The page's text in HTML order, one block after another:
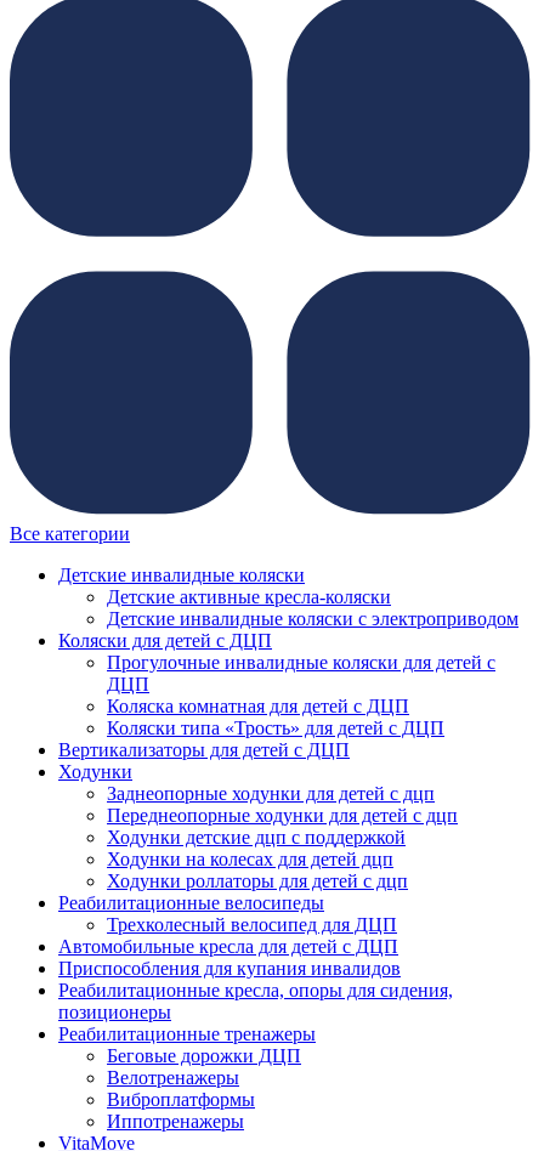
Все категории
Детские инвалидные коляски
Детские активные кресла-коляски
Детские инвалидные коляски с электроприводом
Коляски для детей с ДЦП
Прогулочные инвалидные коляски для детей с
ДЦП
Коляска комнатная для детей с ДЦП
Коляски типа «Трость» для детей с ДЦП
Вертикализаторы для детей с ДЦП
Ходунки
Заднеопорные ходунки для детей с дцп
Переднеопорные ходунки для детей с дцп
Ходунки детские дцп с поддержкой
Ходунки на колесах для детей дцп
Ходунки роллаторы для детей с дцп
Реабилитационные велосипеды
Трехколесный велосипед для ДЦП
Автомобильные кресла для детей с ДЦП
Приспособления для купания инвалидов
Реабилитационные кресла, опоры для сидения,
позиционеры
Реабилитационные тренажеры
Беговые дорожки ДЦП
Велотренажеры
Виброплатформы
Иппотренажеры
VitaMove